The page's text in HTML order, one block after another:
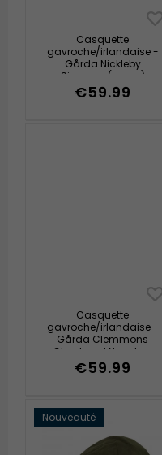
Casquette
gavroche/irlandaise -
Gårda Nickleby
Sixpence (rouge)
€59.99
Casquette
gavroche/irlandaise -
Gårda Clemmons
Checkered Newsboy
(beige)
€59.99
Nouveauté